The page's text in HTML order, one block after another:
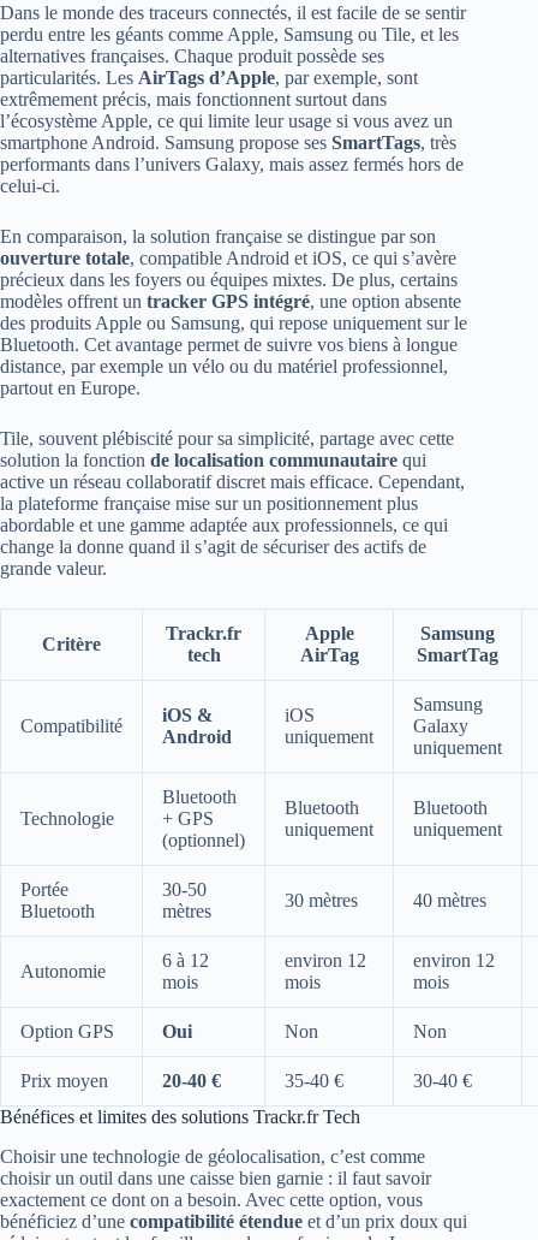
Dans le monde des traceurs connectés, il est facile de se sentir
perdu entre les géants comme Apple, Samsung ou Tile, et les
alternatives françaises. Chaque produit possède ses
particularités. Les AirTags d’Apple, par exemple, sont
extrêmement précis, mais fonctionnent surtout dans
l’écosystème Apple, ce qui limite leur usage si vous avez un
smartphone Android. Samsung propose ses SmartTags, très
performants dans l’univers Galaxy, mais assez fermés hors de
celui-ci.
En comparaison, la solution française se distingue par son
ouverture totale, compatible Android et iOS, ce qui s’avère
précieux dans les foyers ou équipes mixtes. De plus, certains
modèles offrent un tracker GPS intégré, une option absente
des produits Apple ou Samsung, qui repose uniquement sur le
Bluetooth. Cet avantage permet de suivre vos biens à longue
distance, par exemple un vélo ou du matériel professionnel,
partout en Europe.
Tile, souvent plébiscité pour sa simplicité, partage avec cette
solution la fonction de localisation communautaire qui
active un réseau collaboratif discret mais efficace. Cependant,
la plateforme française mise sur un positionnement plus
abordable et une gamme adaptée aux professionnels, ce qui
change la donne quand il s’agit de sécuriser des actifs de
grande valeur.
Critère
Trackr.fr
tech
Apple
AirTag
Samsung
SmartTag
Compatibilité
iOS &
Android
iOS
uniquement
Samsung
Galaxy
uniquement
Technologie
Bluetooth
+ GPS
(optionnel)
Bluetooth
uniquement
Bluetooth
uniquement
Portée
Bluetooth
30-50
mètres
30 mètres 40 mètres
Autonomie
6 à 12
mois
environ 12
mois
environ 12
mois
Option GPS Oui Non Non
Prix moyen 20-40 € 35-40 €
30-40 €
Bénéfices et limites des solutions Trackr.fr Tech
Choisir une technologie de géolocalisation, c’est comme
choisir un outil dans une caisse bien garnie : il faut savoir
exactement ce dont on a besoin. Avec cette option, vous
bénéficiez d’une compatibilité étendue et d’un prix doux qui